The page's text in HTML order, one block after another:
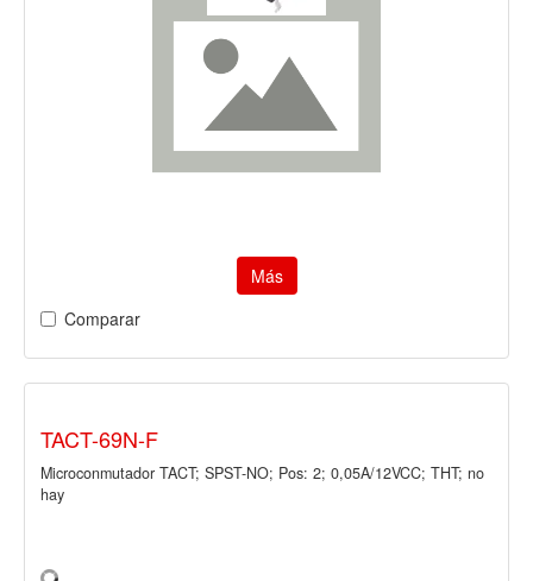
Más
Comparar
TACT-69N-F
Microconmutador TACT; SPST-NO; Pos: 2; 0,05A/12VCC; THT; no
hay